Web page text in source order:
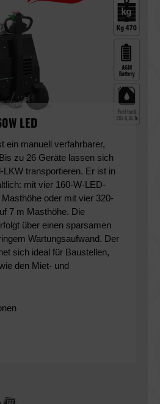
LED
ein manuell verfahrbarer,
zu 26 Geräte lassen sich
LKW transportieren. Er ist in
mit vier 160-W-LED-
Masthöhe oder mit vier 320-
7 m Masthöhe. Die
über einen sparsamen
Wartungsaufwand. Der
sich ideal für Baustellen,
den Miet- und